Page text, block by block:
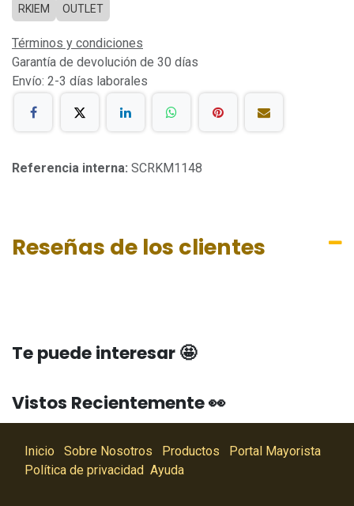
RKIEM OUTLET
Términos y condiciones
Garantía de devolución de 30 días
Envío: 2-3 días laborales
Referencia interna: SCRKM1148
Reseñas de los clientes
Te puede interesar 🤩
Vistos Recientemente 👀
Inicio Sobre Nosotros Productos
Portal Mayorista
Política de privacidad Ayuda